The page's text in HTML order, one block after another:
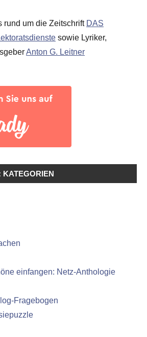
rund um die Zeitschrift DAS
sowie Lyriker,
Anton G. Leitner
KATEGORIEN
einfangen: Netz-Anthologie
Fragebogen